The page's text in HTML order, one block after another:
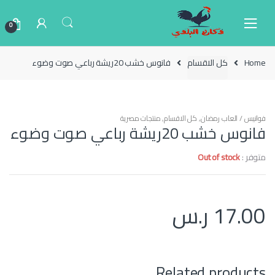
0
Home كل الاقسام فانوس خشب 20ريشة رباعي صوت وضوء
فوانيس / العاب رمضان,كل الاقسام,منتجات مصرية
فانوس خشب 20ريشة رباعي صوت وضوء
متوفر :Out of stock
17.00 ر.س